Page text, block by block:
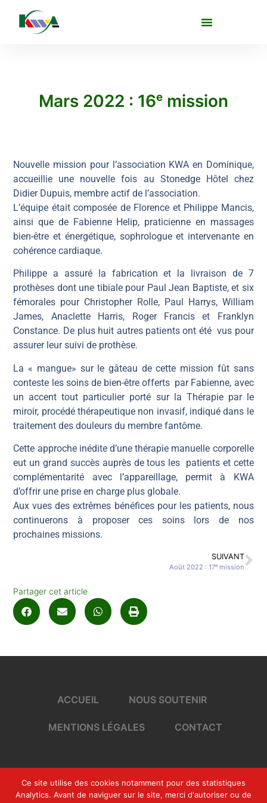
Mars 2022 : 16ᵉ mission
Nouvelle mission pour l’association KWA en Dominique,
accueillie une nouvelle fois au Stonedge Hôtel chez
Didier Dupuis, membre actif de l’association.
L’équipe était composée de Florence et Philippe Mancis,
ainsi que de Fabienne Helip, praticienne en massages
bien-être et énergétique, sophrologue et intervenante en
cohérence cardiaque.
Philippe a assuré la fabrication et la livraison de 7
prothèses dont une tibiale pour Paul Jean Baptiste, et six
fémorales pour Christopher Rolle, Paul Harrys, William
James, Anaclette Harris, Roger Francis et Franklyn
Constance. De plus huit autres patients ont été vus pour
assurer leur suivi de prothèse.
La « mangue» sur le gâteau de cette mission fût sans
conteste les soins de bien-être offerts par Fabienne, avec
un accent tout particulier porté sur la Thérapie par le
miroir, procédé thérapeutique non invasif, indiqué dans le
traitement des douleurs du membre fantôme.
Cette approche inédite d’une thérapie manuelle corporelle
eut un grand succès auprès de tous les patients et cette
complémentarité avec l’appareillage, permit à KWA
d’offrir une prise en charge plus globale.
Aux vues des extrêmes bénéfices pour les patients, nous
continuerons à proposer ces soins lors de nos
prochaines missions.
SUIVANT
Août 2022 : 17ᵉ mission
Partager cet article
ACCUEIL NOUS SOUTENIR
MENTIONS LÉGALES CONTACT
Réalisé par agence NetMédia
Ce site utilise des cookies notamment pour des statistiques
Analytics. Avant de naviguer sur le site, merci d'autoriser ou de